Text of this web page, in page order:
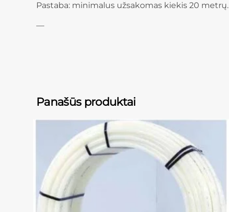
Pastaba: minimalus užsakomas kiekis 20 metrų.
—
Panašūs produktai